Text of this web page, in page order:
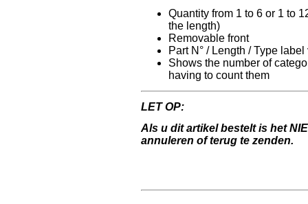
Quantity from 1 to 6 or 1 to
the length)
Removable front
Part N° / Length / Type
Shows the number of
having to count them
LET OP:
Als u dit artikel bestelt is het
annuleren of terug te zenden.